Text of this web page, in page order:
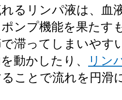
るリンパ液は、血
ンプ機能を果たす
滞ってしまいやす
動かしたり、
リン
ことで流れを円滑